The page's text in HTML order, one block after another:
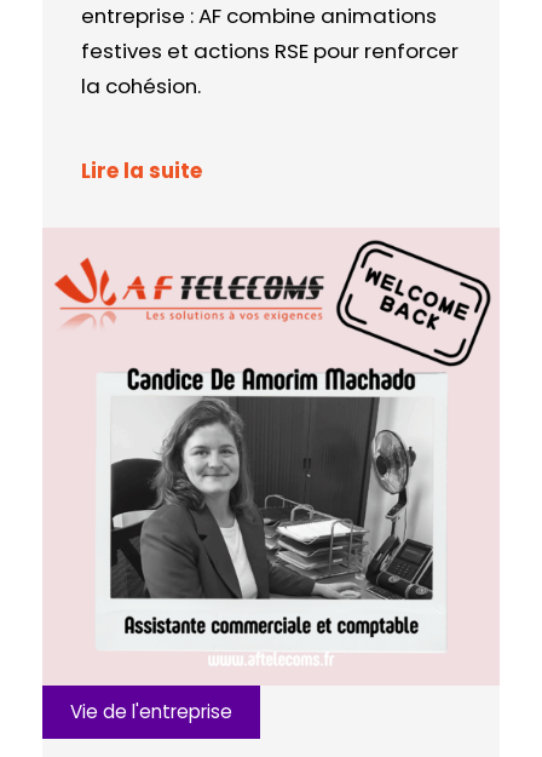
entreprise : AF combine animations
festives et actions RSE pour renforcer
la cohésion.
Lire la suite
Vie de l'entreprise